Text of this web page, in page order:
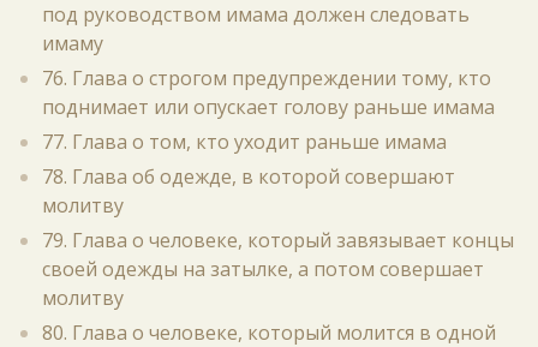
под руководством имама должен следовать
имаму
76. Глава о строгом предупреждении тому, кто
поднимает или опускает голову раньше имама
77. Глава о том, кто уходит раньше имама
78. Глава об одежде, в которой совершают
молитву
79. Глава о человеке, который завязывает концы
своей одежды на затылке, а потом совершает
молитву
80. Глава о человеке, который молится в одной